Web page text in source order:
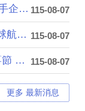
115-08-07
高市府整合淨零技術與轉型資源 攜手企業加速....
115-08-07
對接2027國際新制！助攻企業搶攻全球航太商....
115-08-07
「旗津X哈瑪星盛夏優惠券」串聯風箏節 首週吸....
更多 最新消息